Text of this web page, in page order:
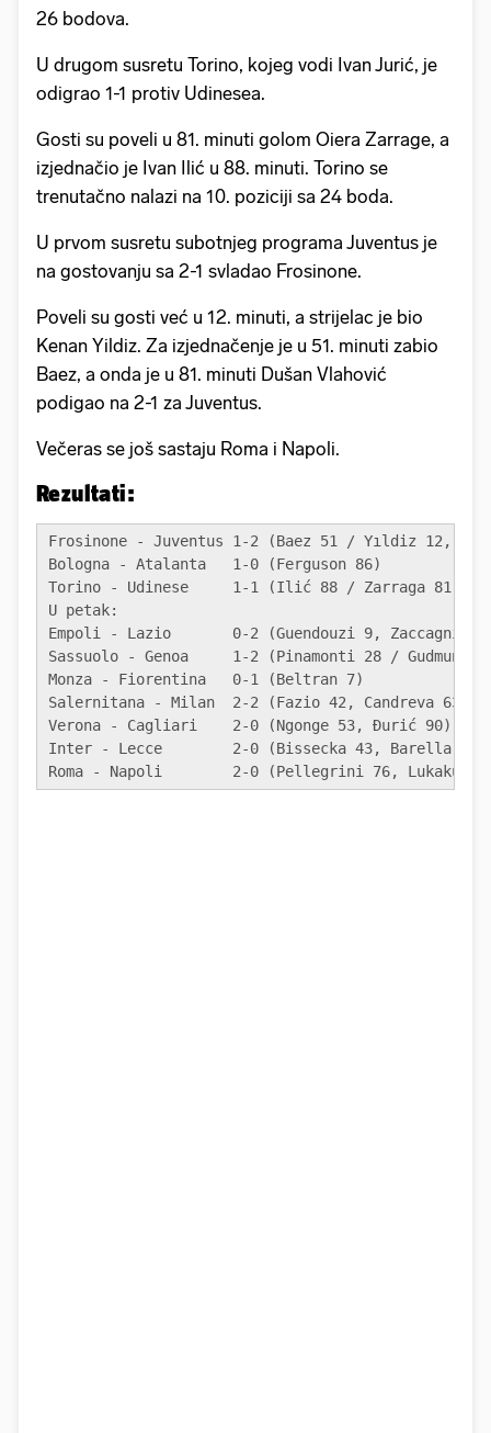
26 bodova.
U drugom susretu Torino, kojeg vodi Ivan Jurić, je
odigrao 1-1 protiv Udinesea.
Gosti su poveli u 81. minuti golom Oiera Zarrage, a
izjednačio je Ivan Ilić u 88. minuti. Torino se
trenutačno nalazi na 10. poziciji sa 24 boda.
U prvom susretu subotnjeg programa Juventus je
na gostovanju sa 2-1 svladao Frosinone.
Poveli su gosti već u 12. minuti, a strijelac je bio
Kenan Yildiz. Za izjednačenje je u 51. minuti zabio
Baez, a onda je u 81. minuti Dušan Vlahović
podigao na 2-1 za Juventus.
Večeras se još sastaju Roma i Napoli.
Rezultati:
Frosinone - Juventus 1-2 (Baez 51 / Yıldiz 12,
Bologna - Atalanta   1-0 (Ferguson 86)
Torino - Udinese     1-1 (Ilić 88 / Zarraga 81)
U petak:
Empoli - Lazio       0-2 (Guendouzi 9, Zaccagni
Sassuolo - Genoa     1-2 (Pinamonti 28 /
Monza - Fiorentina   0-1 (Beltran 7)
Salernitana - Milan  2-2 (Fazio 42, Candreva 63 /
Verona - Cagliari    2-0 (Ngonge 53, Đurić 90)
Inter - Lecce        2-0 (Bissecka 43, Barella
Roma - Napoli        2-0 (Pellegrini 76, Lukaku